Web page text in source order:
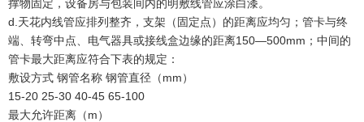
撑物固定，设备房与包装间内的明敷线管应涂白漆。
d.天花内线管应排列整齐，支架（固定点）的距离应均匀；管卡与终
端、转弯中点、电气器具或接线盒边缘的距离150—500mm；中间的
管卡最大距离应符合下表的规定：
敷设方式 钢管名称 钢管直径（mm）
15-20 25-30 40-45 65-100
最大允许距离（m）